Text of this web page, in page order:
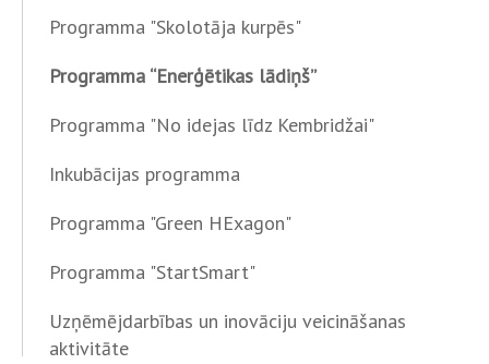
Programma "Skolotāja kurpēs"
Programma “Enerģētikas lādiņš”
Programma "No idejas līdz Kembridžai"
Inkubācijas programma
Programma "Green HExagon"
Programma "StartSmart"
Uzņēmējdarbības un inovāciju veicināšanas
aktivitāte